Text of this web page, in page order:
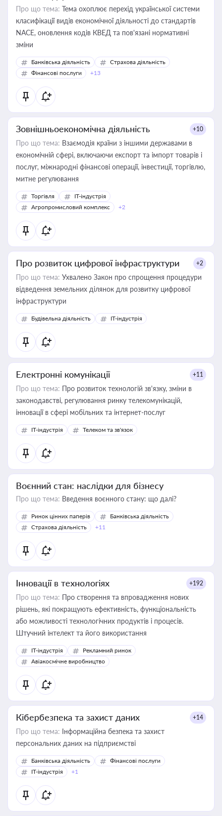
Про що тема: Тема охоплює перехід української системи
класифікації видів економічної діяльності до стандартів
NACE, оновлення кодів КВЕД та пов'язані нормативні
зміни
Банківська діяльність
Страхова діяльність
Фінансові послуги
+13
Зовнішньоекономічна діяльність +10
Про що тема: Взаємодія країни з іншими державами в
економічній сфері, включаючи експорт та імпорт товарів і
послуг, міжнародні фінансові операції, інвестиції, торгівлю,
митне регулювання
Торгівля
IT-індустрія
Агропромисловий комплекс
+2
Про розвиток цифрової інфраструктури +2
Про що тема: Ухвалено Закон про спрощення процедури
відведення земельних ділянок для розвитку цифрової
інфраструктури
Будівельна діяльність IT-індустрія
Електронні комунікації +11
Про що тема: Про розвиток технологій зв'язку, зміни в
законодавстві, регулювання ринку телекомунікацій,
інновації в сфері мобільних та інтернет-послуг
IT-індустрія Телеком та зв'язок
Воєнний стан: наслідки для бізнесу
Про що тема: Введення воєнного стану: що далі?
Ринок цінних паперів
Банківська діяльність
Страхова діяльність
+11
Інновації в технологіях +192
Про що тема: Про створення та впровадження нових
рішень, які покращують ефективність, функціональність
або можливості технологічних продуктів і процесів.
Штучний інтелект та його використання
IT-індустрія
Рекламний ринок
Авіакосмічне виробництво
Кібербезпека та захист даних +14
Про що тема: Інформаційна безпека та захист
персональних даних на підприємстві
Банківська діяльність
Фінансові послуги
IT-індустрія
+1